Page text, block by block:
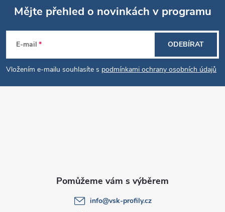
Z
á
p
Mějte přehled o novinkách v programu
E-mail
Vložením e-mailu souhlasíte s podmínkami ochrany osobních údajů
ODEBÍRAT
info@vsk-profily.cz